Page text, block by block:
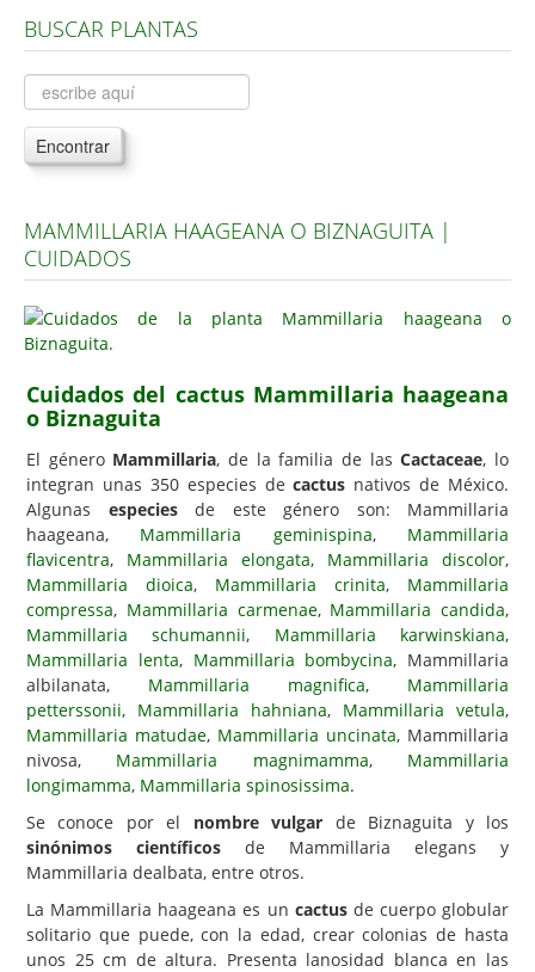
Árboles, Cicas y Palmeras de la G a la Z
Plantas Anuales y Perennes
Plantas Bulbosas y Acuáticas
Plantas de Interior
Plantas Aromáticas y de Huerto
Plantas Carnívoras y Orquídeas
Consejos
Hemisferio Sur
Enfermedades
Animales
Hongos
Carencias
Fotos
Flores y Plantas
Árboles y Palmeras
Arbustos y Trepadoras
Cactus y Suculentas
BUSCAR PLANTAS
Encontrar
MAMMILLARIA HAAGEANA O BIZNAGUITA |
CUIDADOS
Cuidados del cactus Mammillaria haageana
o Biznaguita
El género Mammillaria, de la familia de lasCactaceae, lo
integran unas 350 especies decactus nativos de México.
Algunas especiesde este género son: Mammillaria
haageana, Mammillaria geminispina, Mammillaria
flavicentra, Mammillaria elongata, Mammillaria discolor,
Mammillaria dioica, Mammillaria crinita, Mammillaria
compressa, Mammillaria carmenae, Mammillaria candida,
Mammillaria schumannii, Mammillaria karwinskiana,
Mammillaria lenta, Mammillaria bombycina, Mammillaria
albilanata, Mammillaria magnifica, Mammillaria
petterssonii, Mammillaria hahniana, Mammillaria vetula,
Mammillaria matudae, Mammillaria uncinata, Mammillaria
nivosa, Mammillaria magnimamma, Mammillaria
longimamma, Mammillaria spinosissima.
Se conoce por el nombre vulgar de Biznaguita y los
sinónimos científicos de Mammillaria elegans y
Mammillaria dealbata, entre otros.
La Mammillaria haageana es un cactusde cuerpo globular
solitario que puede, con la edad, crear colonias de hasta
unos 25 cm de altura. Presenta lanosidad blanca en las